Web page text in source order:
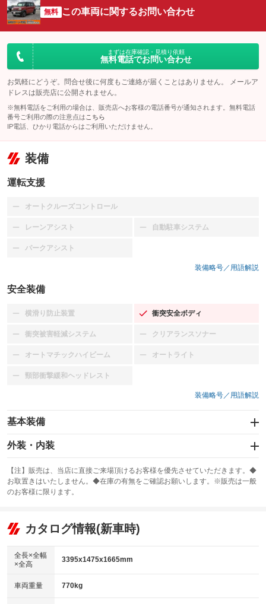
無料 この車両に関するお問い合わせ
まずは在庫確認・見積り依頼
無料電話でお問い合わせ
お気軽にどうぞ。問合せ後に何度もご連絡が届くことはありません。 メールア
ドレスは販売店に公開されません。
※無料電話をご利用の場合は、販売店へお客様の電話番号が通知されます。無料電話
番号ご利用の際の注意点は こちら
IP電話、ひかり電話からはご利用いただけません。
装備
運転支援
オートクルーズコントロール
：装備なし
レーンアシスト
：装備なし 自動駐車システム
：装備なし
パークアシスト
：装備なし
装備略号／用語解説
安全装備
横滑り防止装置
：装備なし 衝突安全ボディ
：装備あり
衝突被害軽減システム
：装備なし クリアランスソナー
：装備なし
オートマチックハイビーム
：装備なし オートライト
：装備なし
頸部衝撃緩和ヘッドレスト
：装備なし
装備略号／用語解説
基本装備
エアバッグ：運転席/助手席
：装備あり
：装備なし
サンルーフ
：装備なし ABS
リフトアップ
：装備なし
：装備なし
パワーウィンドウ
アイドリングストップ
：装備なし
外装・内装
カーナビ
：装備なし
TV
：装備なし
ビジュアル
：装備なし
：装備なし
革シート
キーレス
【注】販売は、当店に直接ご来場頂けるお客様を優先させていただきます。◆
お取置きはいたしません。◆在庫の有無をご確認お願いします。※販売は一般
のお客様に限ります。
カタログ情報(新車時)
全長×全幅
×全高
3395x1475x1665mm
車両重量 770kg